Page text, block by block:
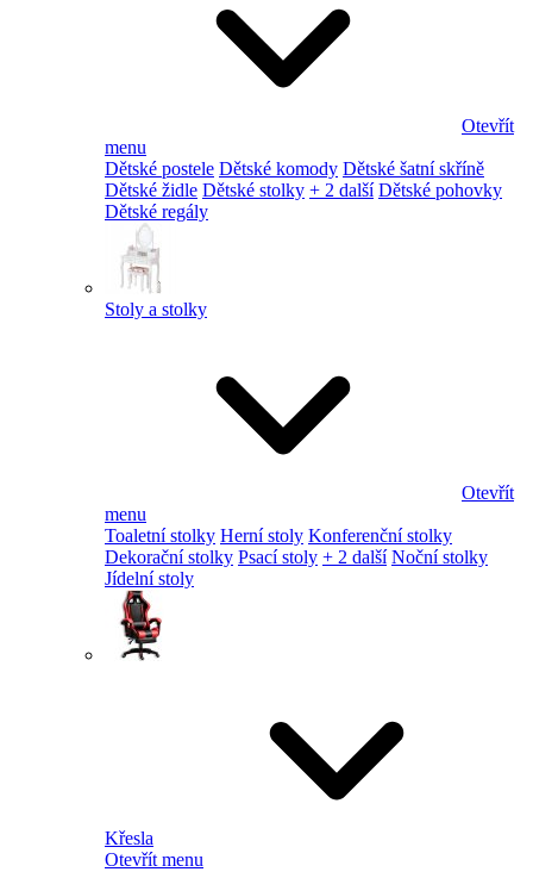
Otevřít
menu
Dětské postele Dětské komody Dětské šatní skříně
Dětské židle Dětské stolky + 2 další Dětské pohovky
Dětské regály
Stoly a stolky
Otevřít
menu
Toaletní stolky Herní stoly Konferenční stolky
Dekorační stolky Psací stoly + 2 další Noční stolky
Jídelní stoly
Křesla
Otevřít menu